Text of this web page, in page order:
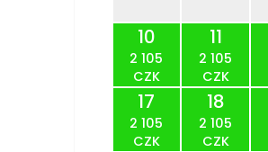
10
2 105
CZK
11
2 105
CZK
17
2 105
CZK
18
2 105
CZK